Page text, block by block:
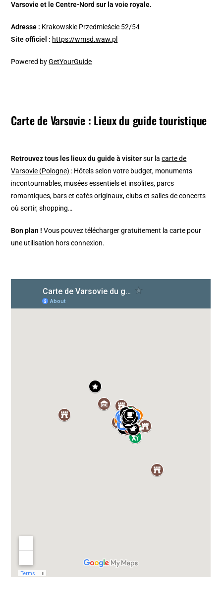
Varsovie et le Centre-Nord sur la voie royale.
Adresse : Krakowskie Przedmieście 52/54
Site officiel : https://wmsd.waw.pl
Powered byGetYourGuide
Carte de Varsovie : Lieux du guide touristique
Retrouvez tous les lieux du guide à visitersur lacarte de
Varsovie (Pologne) : Hôtels selon votre budget, monuments
incontournables, musées essentiels et insolites, parcs
romantiques, bars et cafés originaux, clubs et salles de concerts
où sortir, shopping…
Bon plan !Vous pouvez télécharger gratuitement la carte pour
une utilisation hors connexion.